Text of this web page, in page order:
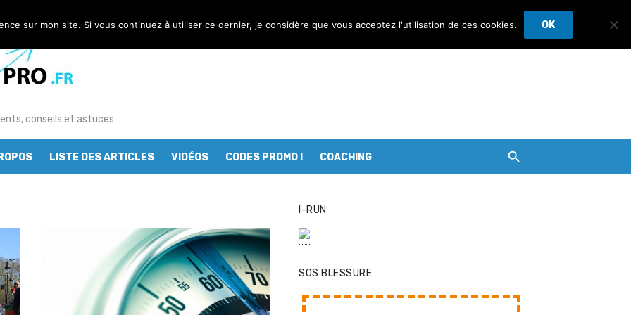
: les départements tests
le réussir à coup sûr ?
à pied ?
en course à pied
à pied ?
à bannir
de chaussure de trail « NNormal »
conseils et astuces
LISTE DES ARTICLES VIDÉOS CODES PROMO ! COACHING
I-RUN
SOS BLESSURE
sur mon site. Si vous continuez à utiliser ce dernier, je considère que vous acceptez l'utilisation de ces cookies. OK